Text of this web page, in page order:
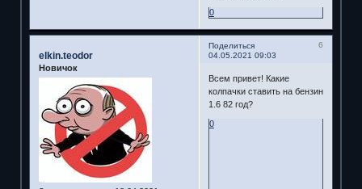
0
Поделиться
6
04.05.2021 09:03
elkin.teodor
Новичок
Всем привет! Какие
колпачки ставить на бензин
1.6 82 год?
0